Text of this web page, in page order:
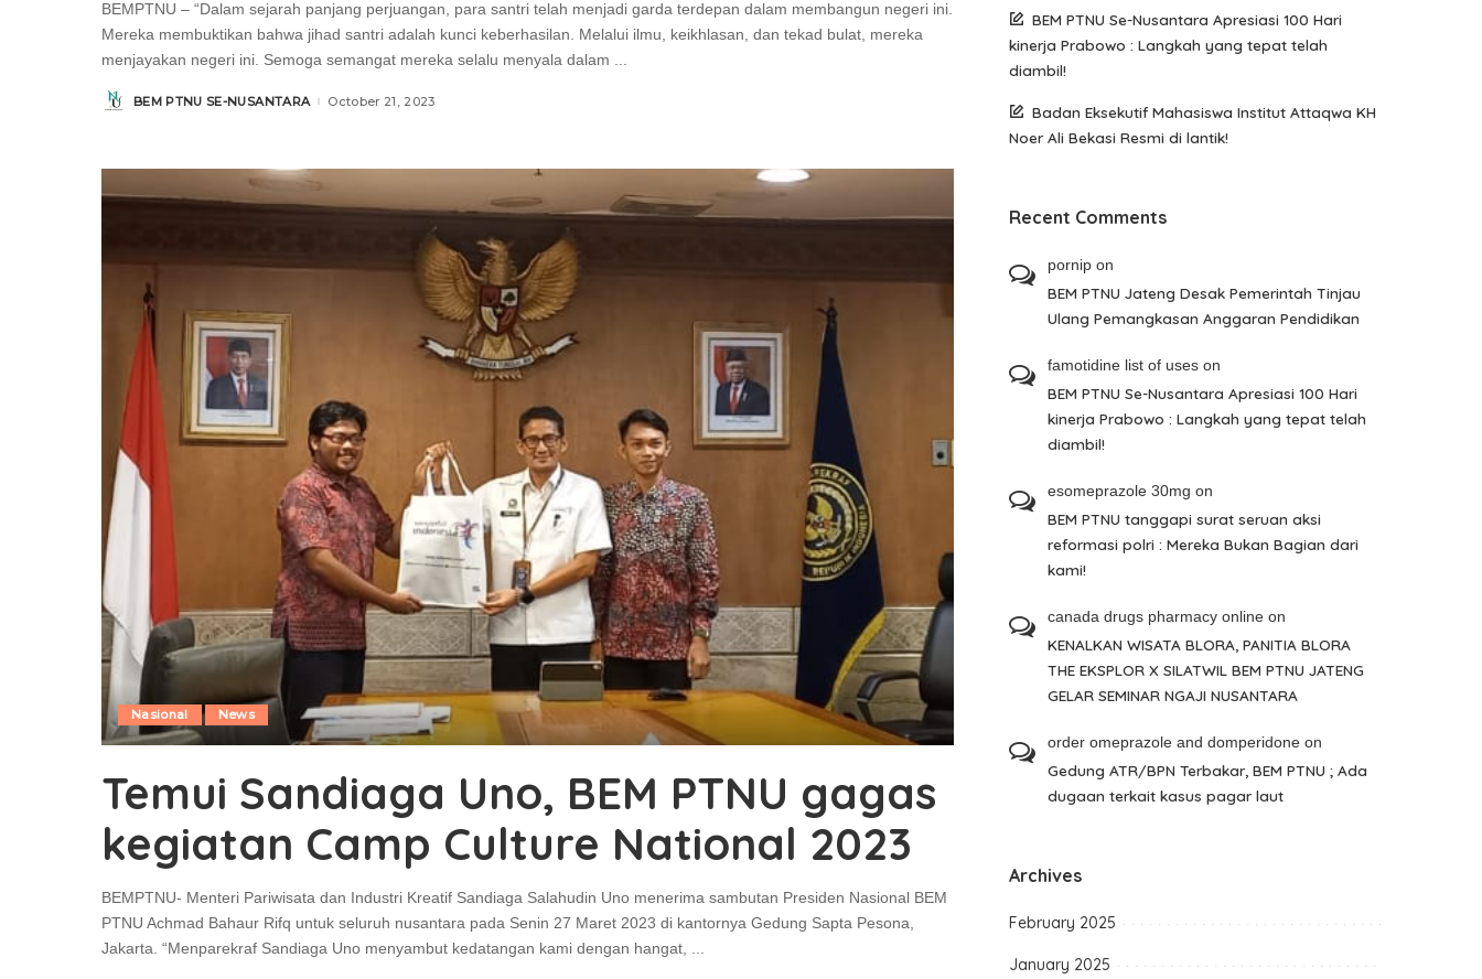
BEMPTNU – “Dalam sejarah panjang perjuangan, para santri telah menjadi garda terdepan dalam membangun negeri ini.
Mereka membuktikan bahwa jihad santri adalah kunci keberhasilan. Melalui ilmu, keikhlasan, dan tekad bulat, mereka
menjayakan negeri ini. Semoga semangat mereka selalu menyala dalam ...
BEM PTNU SE-NUSANTARA October 21, 2023
Nasional News
Temui Sandiaga Uno, BEM PTNU gagas
kegiatan Camp Culture National 2023
BEMPTNU- Menteri Pariwisata dan Industri Kreatif Sandiaga Salahudin Uno menerima sambutan Presiden Nasional BEM
PTNU Achmad Bahaur Rifq untuk seluruh nusantara pada Senin 27 Maret 2023 di kantornya Gedung Sapta Pesona,
Jakarta. “Menparekraf Sandiaga Uno menyambut kedatangan kami dengan hangat,
BEM PTNU Se-Nusantara Apresiasi 100 Hari
kinerja Prabowo : Langkah yang tepat telah
diambil!
Badan Eksekutif Mahasiswa Institut Attaqwa KH
Noer Ali Bekasi Resmi di lantik!
Recent Comments
pornip on
BEM PTNU Jateng Desak Pemerintah Tinjau
Ulang Pemangkasan Anggaran Pendidikan
famotidine list of uses on
BEM PTNU Se-Nusantara Apresiasi 100 Hari
kinerja Prabowo : Langkah yang tepat telah
diambil!
esomeprazole 30mg on
BEM PTNU tanggapi surat seruan aksi
reformasi polri : Mereka Bukan Bagian dari
kami!
canada drugs pharmacy online on
KENALKAN WISATA BLORA, PANITIA BLORA
THE EKSPLOR X SILATWIL BEM PTNU JATENG
GELAR SEMINAR NGAJI NUSANTARA
order omeprazole and domperidone on
Gedung ATR/BPN Terbakar, BEM PTNU ; Ada
dugaan terkait kasus pagar laut
Archives
February 2025
January 2025